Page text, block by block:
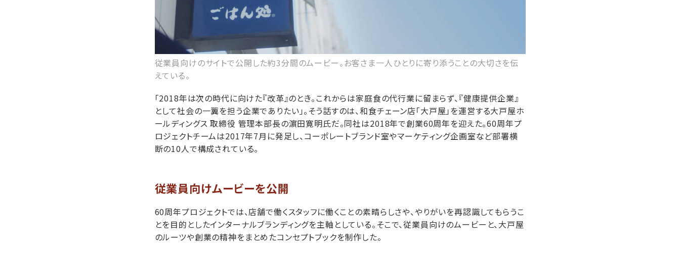
従業員向けのサイトで公開した約3分間のムービー。お客さま一人ひとりに寄り添うことの大切さを伝
えている。
「2018年は次の時代に向けた『改革』のとき。これからは家庭食の代行業に留まらず、『健康提供企業』
として社会の一翼を担う企業でありたい」。そう話すのは、和食チェーン店「大戸屋」を運営する大戸屋ホ
ールディングス 取締役 管理本部長の濵田寛明氏だ。同社は2018年で創業60周年を迎えた。60周年プ
ロジェクトチームは2017年7月に発足し、コーポレートブランド室やマーケティング企画室など部署横
断の10人で構成されている。
従業員向けムービーを公開
60周年プロジェクトでは、店舗で働くスタッフに働くことの素晴らしさや、やりがいを再認識してもらうこ
とを目的としたインターナルブランディングを主軸としている。そこで、従業員向けのムービーと、大戸屋
のルーツや創業の精神をまとめたコンセプトブックを制作した。